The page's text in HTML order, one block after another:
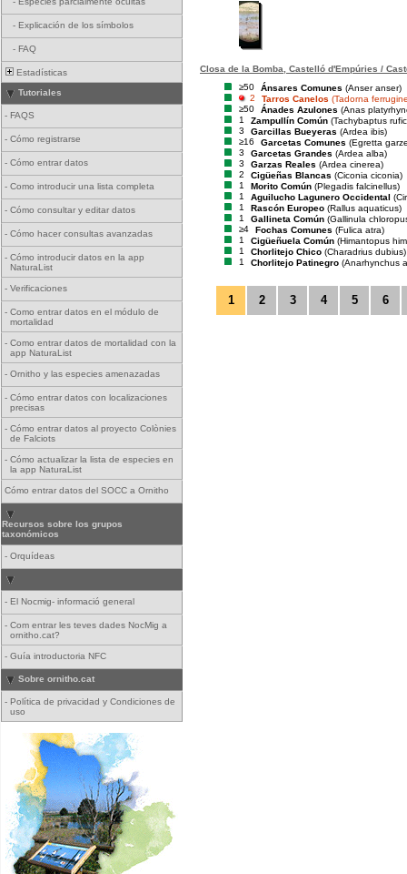
- Explicación de los símbolos
- FAQ
Estadísticas
Tutoriales
- FAQS
- Cómo registrarse
- Cómo entrar datos
- Como introducir una lista completa
- Cómo consultar y editar datos
- Cómo hacer consultas avanzadas
- Cómo introducir datos en la app
NaturaList
- Verificaciones
- Como entrar datos en el módulo de
mortalidad
- Como entrar datos de mortalidad con la
app NaturaList
- Ornitho y las especies amenazadas
- Cómo entrar datos con localizaciones
precisas
- Cómo entrar datos al proyecto Colònies
de Falciots
- Cómo actualizar la lista de especies en
la app NaturaList
Cómo entrar datos del SOCC a Ornitho
Recursos sobre los grupos
taxonómicos
- Orquídeas
- El Nocmig- informació general
- Com entrar les teves dades NocMig a
ornitho.cat?
- Guía introductoria NFC
Sobre ornitho.cat
- Política de privacidad y Condiciones de
uso
Closa de la Bomba, Castelló d'Empúries /
≥50
Ánsares Comunes (Anser anser)
2
Tarros Canelos (Tadorna
≥50
Ánades Azulones (Anas
1
Zampullín Común (Tachybaptus
3
Garcillas Bueyeras (Ardea ibis)
≥16
Garcetas Comunes (Egretta
3
Garcetas Grandes (Ardea alba)
3
Garzas Reales (Ardea cinerea)
2
Cigüeñas Blancas (Ciconia ciconia)
1
Morito Común (Plegadis falcinellus)
1
Aguilucho Lagunero Occidental
1
Rascón Europeo (Rallus aquaticus)
1
Gallineta Común (Gallinula
≥4
Fochas Comunes (Fulica atra)
1
Cigüeñuela Común (Himantopus
1
Chorlitejo Chico (Charadrius dubius)
1
Chorlitejo Patinegro (Anarhynchus
1 2 3 4 5 6